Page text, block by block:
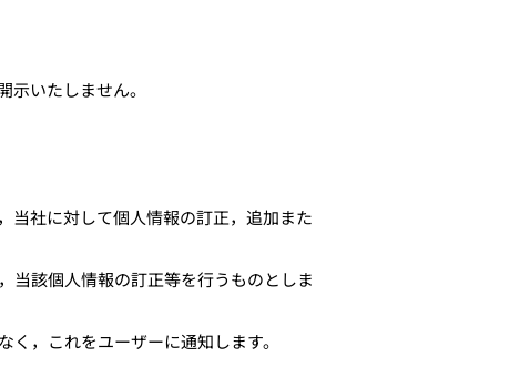
いたしません。
当社に対して個人情報の訂正，追加また
当該個人情報の訂正等を行うものとしま
，これをユーザーに通知します。